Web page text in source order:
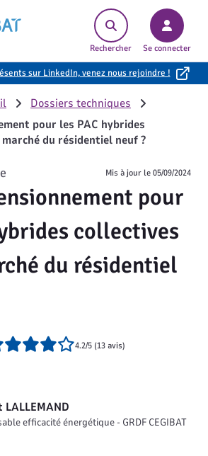
Rechercher Se connecter
sur LinkedIn, venez nous rejoindre !
Dossiers techniques
pour les PAC hybrides
du résidentiel neuf ?
pour
collectives
du résidentiel
Mis à jour le05/09/2024
4.2/5 (13 avis)
LALLEMAND
efficacité énergétique - GRDF CEGIBAT